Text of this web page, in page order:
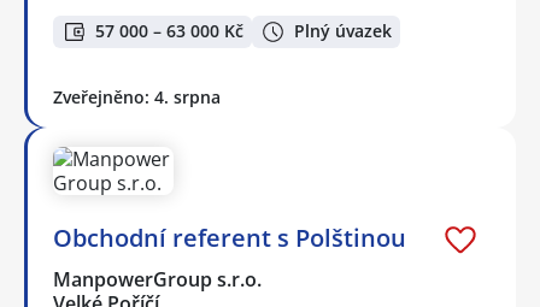
57 000 – 63 000 Kč Plný úvazek
Zveřejněno: 4. srpna
Obchodní referent s Polštinou
ManpowerGroup s.r.o.